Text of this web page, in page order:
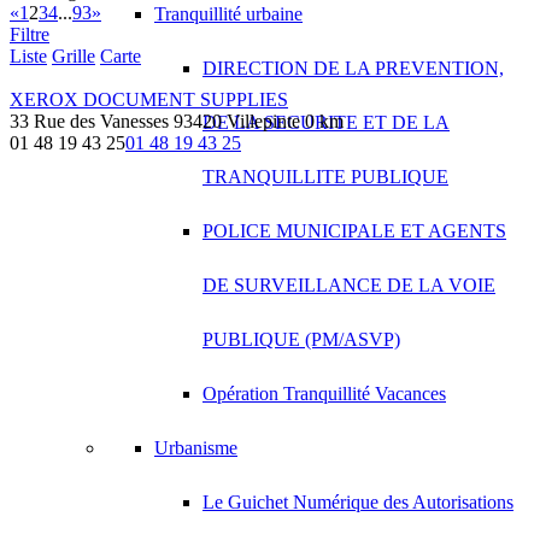
Tranquillité urbaine
DIRECTION DE LA PREVENTION,
DE LA SECURITE ET DE LA
TRANQUILLITE PUBLIQUE
POLICE MUNICIPALE ET AGENTS
DE SURVEILLANCE DE LA VOIE
PUBLIQUE (PM/ASVP)
Opération Tranquillité Vacances
Urbanisme
Le Guichet Numérique des Autorisations
«1 234...93»
Filtre
Liste Grille Carte
XEROX DOCUMENT SUPPLIES
33 Rue des Vanesses 93420 Villepinte 0 km
01 48 19 43 2501 48 19 43 25